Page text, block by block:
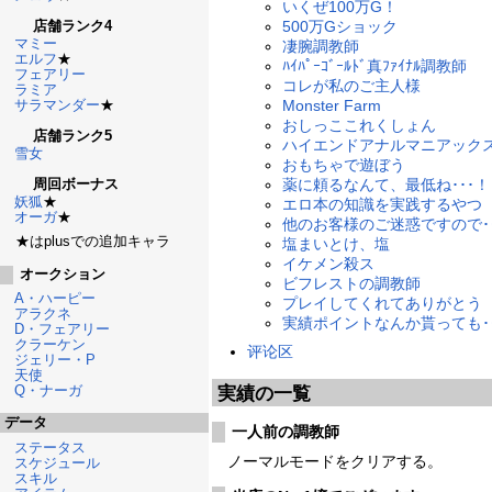
いくぜ100万G！
500万Gショック
凄腕調教師
ﾊｲﾊﾟｰｺﾞｰﾙﾄﾞ真ﾌｧｲﾅﾙ調教師
コレが私のご主人様
Monster Farm
おしっここれくしょん
ハイエンドアナルマニアック
おもちゃで遊ぼう
薬に頼るなんて、最低ね･･･！
エロ本の知識を実践するやつ
他のお客様のご迷惑ですので･
塩まいとけ、塩
イケメン殺ス
ビフレストの調教師
プレイしてくれてありがとう
実績ポイントなんか貰っても･
评论区
実績の一覧
一人前の調教師
ノーマルモードをクリアする。
店舗ランク4
マミー
エルフ★
フェアリー
ラミア
サラマンダー★
店舗ランク5
雪女
周回ボーナス
妖狐★
オーガ★
★はplusでの追加キャラ
オークション
A・ハーピー
アラクネ
D・フェアリー
クラーケン
ジェリー・P
天使
Q・ナーガ
データ
ステータス
スケジュール
スキル